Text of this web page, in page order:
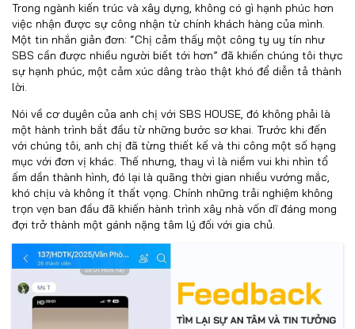
Trong ngành kiến trúc và xây dựng, không có gì hạnh phúc hơn
việc nhận được sự công nhận từ chính khách hàng của mình.
Một tin nhắn giản đơn: “Chị cảm thấy một công ty uy tín như
SBS cần được nhiều người biết tới hơn” đã khiến chúng tôi thực
sự hạnh phúc, một cảm xúc dâng trào thật khó để diễn tả thành
lời.
Nói về cơ duyên của anh chị với SBS HOUSE, đó không phải là
một hành trình bắt đầu từ những bước sơ khai. Trước khi đến
với chúng tôi, anh chị đã từng thiết kế và thi công một số hạng
mục với đơn vị khác. Thế nhưng, thay vì là niềm vui khi nhìn tổ
ấm dần thành hình, đó lại là quãng thời gian nhiều vướng mắc,
khó chịu và không ít thất vọng. Chính những trải nghiệm không
trọn vẹn ban đầu đã khiến hành trình xây nhà vốn dĩ đáng mong
đợi trở thành một gánh nặng tâm lý đối với gia chủ.